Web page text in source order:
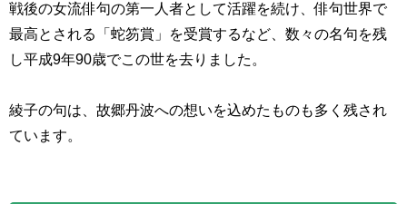
戦後の女流俳句の第一人者として活躍を続け、俳句世界で
最高とされる「蛇笏賞」を受賞するなど、数々の名句を残
し平成9年90歳でこの世を去りました。
綾子の句は、故郷丹波への想いを込めたものも多く残され
ています。